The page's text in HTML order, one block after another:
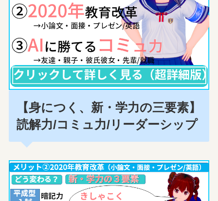
【身につく、新・学力の三要素】
読解力/コミュ力/リーダーシップ